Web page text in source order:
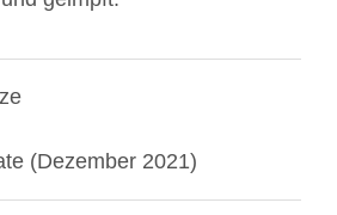
(Dezember 2021)